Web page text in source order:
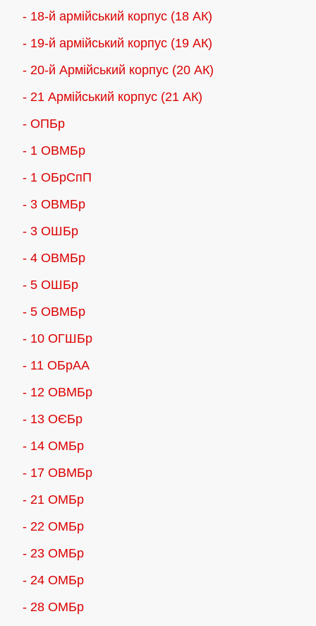
- 18-й армійський корпус (18 AК)
- 19-й армійський корпус (19 АК)
- 20-й Армійський корпус (20 АК)
- 21 Армійський корпус (21 АК)
- ОПБр
- 1 ОВМБр
- 1 ОБрСпП
- 3 ОВМБр
- 3 ОШБр
- 4 ОВМБр
- 5 ОШБр
- 5 ОВМБр
- 10 ОГШБр
- 11 ОБрАА
- 12 ОВМБр
- 13 ОЄБр
- 14 ОМБр
- 17 ОВМБр
- 21 ОМБр
- 22 ОМБр
- 23 ОМБр
- 24 ОМБр
- 28 ОМБр